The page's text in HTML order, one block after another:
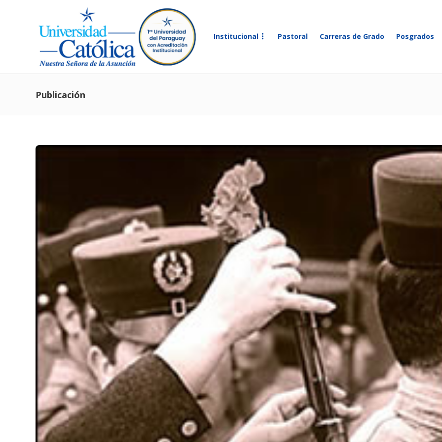
Institucional Pastoral Carreras de Grado Posgrados
Publicación